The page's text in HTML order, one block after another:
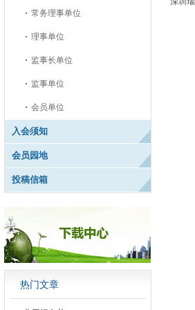
常务理事单位
理事单位
监事长单位
监事单位
会员单位
入会须知
会员园地
投稿信箱
热门文章